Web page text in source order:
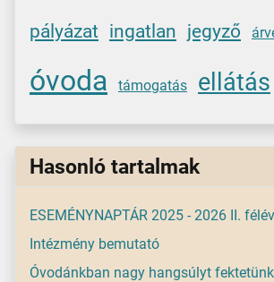
pályázat ingatlan jegyző
óvoda támogatás ellátás
Hasonló tartalmak
ESEMÉNYNAPTÁR 2025 - 2026 II. félév
Intézmény bemutató
Óvodánkban nagy hangsúlyt